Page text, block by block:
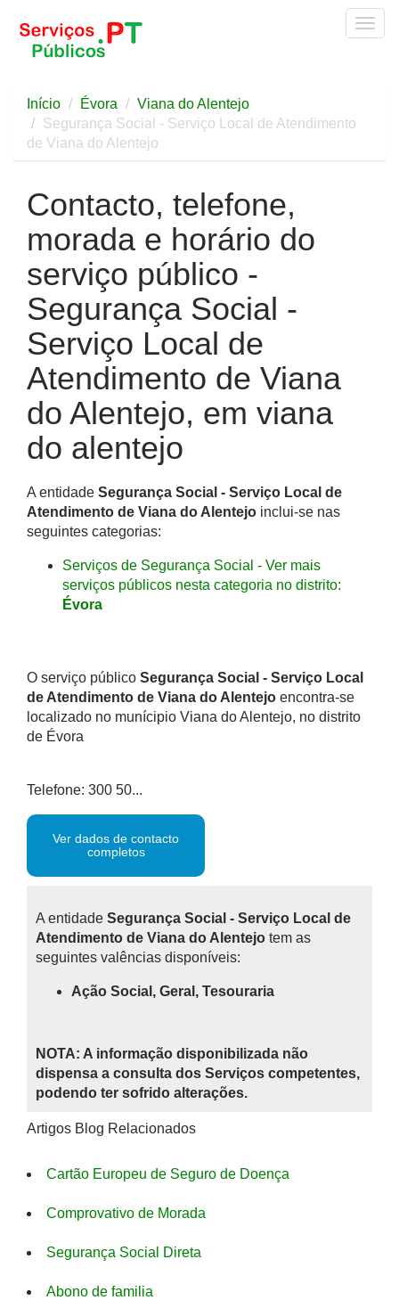
Início Évora
Viana do Alentejo
Segurança Social - Serviço Local de Atendimento
de Viana do Alentejo
Contacto, telefone,
morada e horário do
serviço público -
Segurança Social -
Serviço Local de
Atendimento de Viana
do Alentejo, em viana
do alentejo
A entidade Segurança Social - Serviço Local de
Atendimento de Viana do Alentejo inclui-se nas
seguintes categorias:
Serviços de Segurança Social - Ver mais
serviços públicos nesta categoria no distrito:
Évora
O serviço público Segurança Social - Serviço Local
de Atendimento de Viana do Alentejo encontra-se
localizado no munícipio Viana do Alentejo, no distrito
de Évora
Telefone: 300 50...
Ver dados de contacto
completos
A entidade Segurança Social - Serviço Local de
Atendimento de Viana do Alentejo tem as
seguintes valências disponíveis:
Ação Social, Geral, Tesouraria
NOTA: A informação disponibilizada não
dispensa a consulta dos Serviços competentes,
podendo ter sofrido alterações.
Artigos Blog Relacionados
Cartão Europeu de Seguro de Doença
Comprovativo de Morada
Segurança Social Direta
Abono de familia